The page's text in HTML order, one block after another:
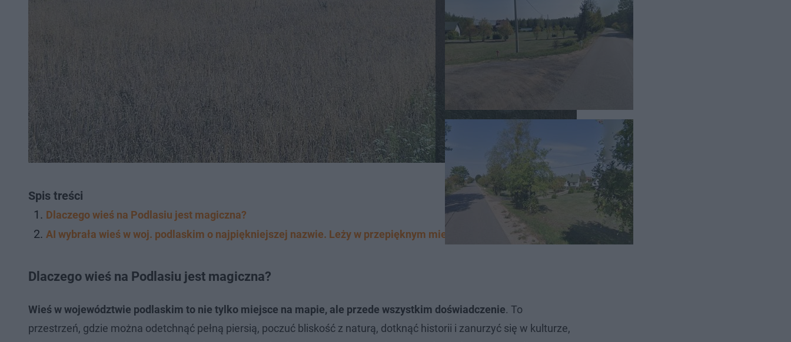
Spis treści
Dlaczego wieś na Podlasiu jest magiczna?
AI wybrała wieś w woj. podlaskim o najpiękniejszej nazwie. Leży w przepięknym miejscu!
Dlaczego wieś na Podlasiu jest magiczna?
Wieś w województwie podlaskim to nie tylko miejsce na mapie, ale przede wszystkim doświadczenie. To
przestrzeń, gdzie można odetchnąć pełną piersią, poczuć bliskość z naturą, dotknąć historii i zanurzyć się w kulturze,